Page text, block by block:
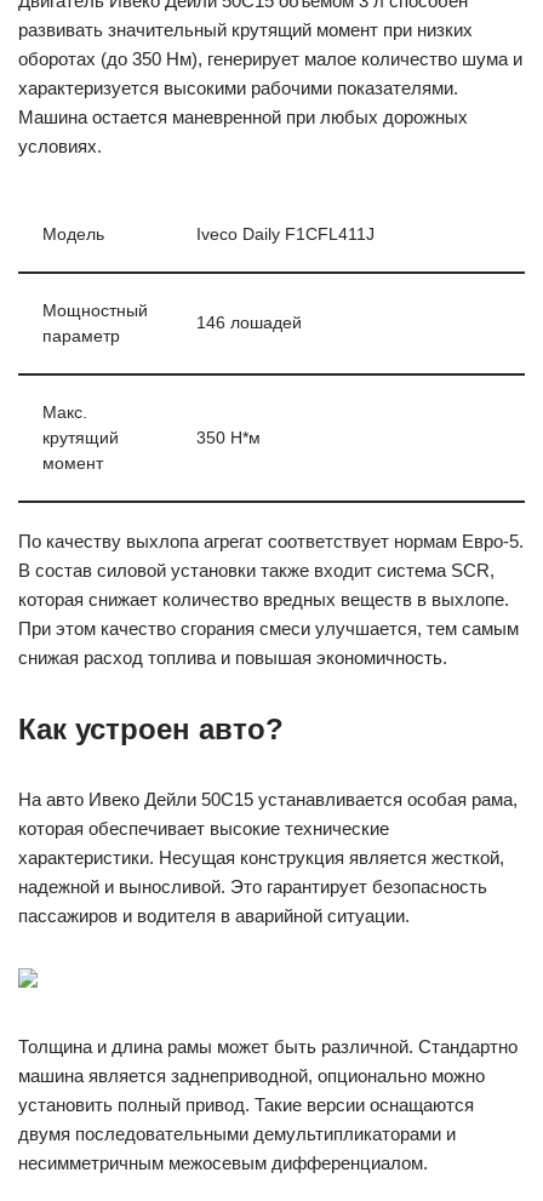
развивать значительный крутящий момент при низких
оборотах (до 350 Нм), генерирует малое количество шума и
характеризуется высокими рабочими показателями.
Машина остается маневренной при любых дорожных
условиях.
Модель Iveco Daily F1CFL411J
Мощностный
параметр
146 лошадей
Макс.
крутящий
момент
350 Н*м
По качеству выхлопа агрегат соответствует нормам Евро-5.
В состав силовой установки также входит система SCR,
которая снижает количество вредных веществ в выхлопе.
При этом качество сгорания смеси улучшается, тем самым
снижая расход топлива и повышая экономичность.
Как устроен авто?
На авто Ивеко Дейли 50С15 устанавливается особая рама,
которая обеспечивает высокие технические
характеристики. Несущая конструкция является жесткой,
надежной и выносливой. Это гарантирует безопасность
пассажиров и водителя в аварийной ситуации.
Толщина и длина рамы может быть различной. Стандартно
машина является заднеприводной, опционально можно
установить полный привод. Такие версии оснащаются
двумя последовательными демультипликаторами и
несимметричным межосевым дифференциалом.